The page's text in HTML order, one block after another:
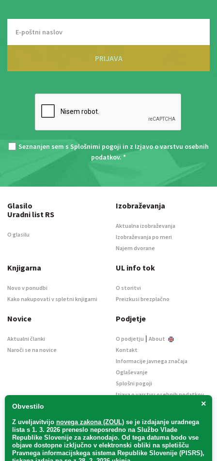
PRIJAVA
Seznanjen sem s Splošnimi pogoji in z Izjavo o varstvu osebnih
podatkov. *
×
Obvestilo
Z uveljavitvijo novega zakona (ZOUL) se je izdajanje uradnega
lista s 1. 3. 2026 preneslo neposredno na Službo Vlade
Republike Slovenije za zakonodajo. Od tega datuma bodo vse
objave dostopne izključno v elektronski obliki na spletišču
Pravnega informacijskega sistema Republike Slovenije (PISRS),
Glasilo
Uradni list RS
O glasilu
Izobraževanja
Aktualna izobraževanja
Izobraževanja po meri
Najem dvorane
Knjigarna
Novo v ponudbi
Kako nakupovati v spletni knjigarni
UL info tok
O storitvi
Preizkusi brezplačno
Novice
Aktualni članki
Naroči se na novice
Podjetje
O podjetju | About
Kontakt
Informacije javnega značaja
Oglaševanje
Splošni pogoji
Izjava o varstvu osebnih podatkov
Uradni list d. o. o. – v likvidaciji / Vse pravice pridržane.